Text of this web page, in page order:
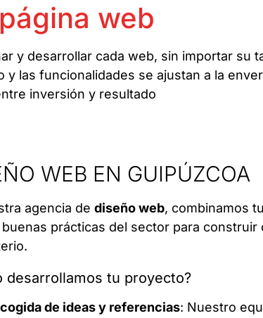
web
y desarrollar cada web, sin importar su
las funcionalidades se ajustan a la
inversión y resultado
WEB EN GUIPÚZCOA
agencia de diseño web, combinamos
buenas prácticas del sector para construir
desarrollamos tu proyecto?
de ideas y referencias: Nuestro